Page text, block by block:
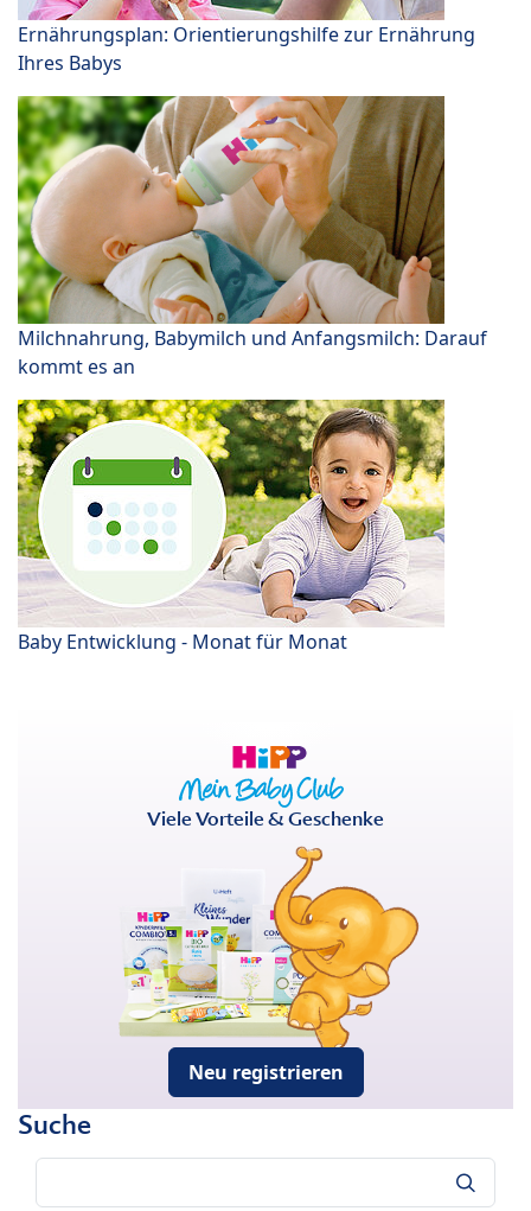
Ernährungsplan: Orientierungshilfe zur Ernährung
Ihres Babys
Milchnahrung, Babymilch und Anfangsmilch: Darauf
kommt es an
Baby Entwicklung - Monat für Monat
Viele Vorteile & Geschenke
Neu registrieren
Suche